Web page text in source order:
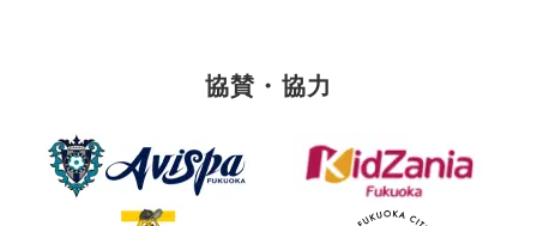
協賛・協力